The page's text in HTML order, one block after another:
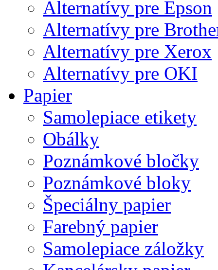
Alternatívy pre Epson
Alternatívy pre
Alternatívy pre Xerox
Alternatívy pre OKI
Papier
Samolepiace etikety
Obálky
Poznámkové bločky
Poznámkové bloky
Špeciálny papier
Farebný papier
Samolepiace záložky